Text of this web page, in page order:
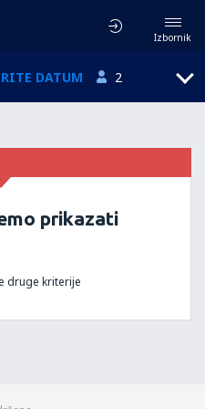
Izbornik
DATUM 2
prikazati
druge kriterije